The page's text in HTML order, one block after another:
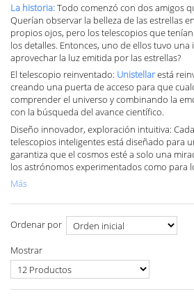
La historia:Todo comenzó con dos amigos
Querían observar la belleza de las estrellas
propios ojos, pero los telescopios que
los detalles. Entonces, uno de ellos tuvo
aprovechar la luz emitida por las estrellas?
El telescopio reinventado: Unistellarestá
creando una puerta de acceso para que
comprender el universo y combinando la
con la búsqueda del avance científico.
Diseño innovador, exploración intuitiva:
telescopios inteligentes está diseñado para
garantiza que el cosmos esté a solo una
los astrónomos experimentados como para
Más
Ordenar por
Mostrar